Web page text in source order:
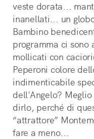
veste dorata...
inanellati... un
Bambino
programma ci sono
mollicati con
Peperoni colore
indimenticabile
dell'Angelo?
dirlo, perché di
“attrattore”
fare a meno...